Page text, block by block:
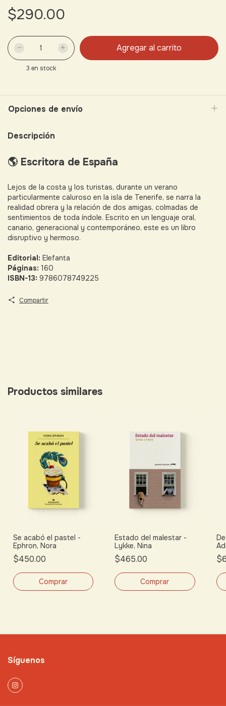
$290.00
3 en stock
Opciones de envío
Descripción
🌎 Escritora de España
Lejos de la costa y los turistas, durante un verano
particularmente caluroso en la isla de Tenerife, se narra la
realidad obrera y la relación de dos amigas, colmadas de
sentimientos de toda índole. Escrito en un lenguaje oral,
canario, generacional y contemporáneo, este es un libro
disruptivo y hermoso.
Editorial: Elefanta
Páginas: 160
ISBN-13: 9786078749225
Compartir
Productos similares
Se acabó el pastel -
Ephron, Nora
$450.00
Estado del malestar -
Lykke, Nina
$465.00
Síguenos